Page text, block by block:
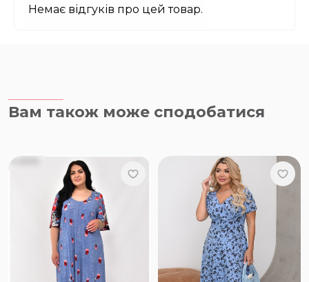
Немає відгуків про цей товар.
Вам також може сподобатися